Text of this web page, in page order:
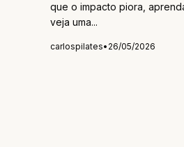
que o impacto piora,
veja uma...
carlospilates• 26/05/2026